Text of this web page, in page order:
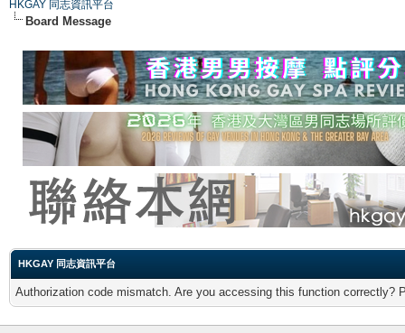
HKGAY 同志資訊平台
Board Message
HKGAY 同志資訊平台
Authorization code mismatch. Are you accessing this function correctly?